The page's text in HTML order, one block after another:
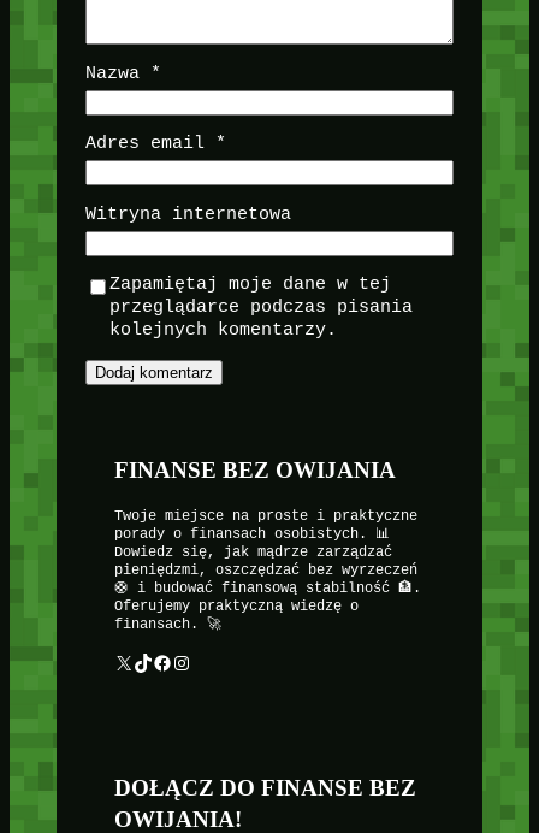
Nazwa *
Adres email *
Witryna internetowa
Zapamiętaj moje dane w tej
przeglądarce podczas pisania
kolejnych komentarzy.
FINANSE BEZ OWIJANIA
Twoje miejsce na proste i praktyczne
porady o finansach osobistych. 📊
Dowiedz się, jak mądrze zarządzać
pieniędzmi, oszczędzać bez wyrzeczeń
🛟 i budować finansową stabilność 🏦.
Oferujemy praktyczną wiedzę o
finansach. 🚀
X TikTok Facebook Instagram
DOŁĄCZ DO FINANSE BEZ
OWIJANIA!